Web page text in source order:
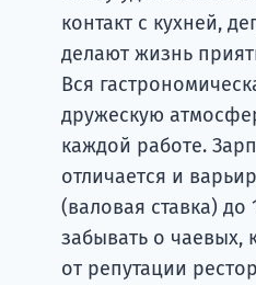
контакт с кухней,
делают жизнь
Вся
дружескую
каждой работе.
отличается и
(валовая ставка) до
забывать о чаевых,
от репутации